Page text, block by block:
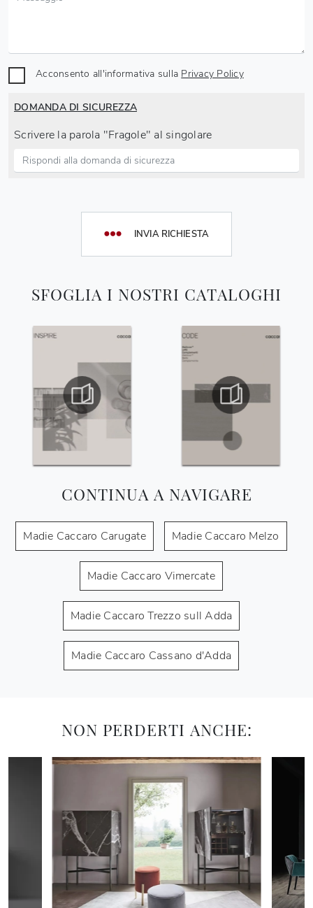
SFOGLIA I NOSTRI CATALOGHI
CONTINUA A NAVIGARE
Madie Caccaro Carugate Madie Caccaro Melzo
Madie Caccaro Vimercate
Madie Caccaro Trezzo sull Adda
Madie Caccaro Cassano d'Adda
Acconsento all'informativa sulla Privacy Policy
DOMANDA DI SICUREZZA
Scrivere la parola "Fragole" al singolare
INVIA RICHIESTA
NON PERDERTI ANCHE: